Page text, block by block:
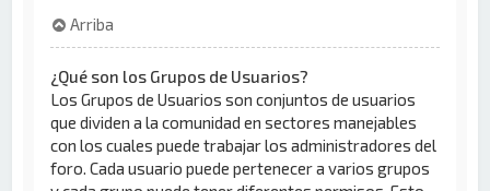
Arriba
¿Qué son los Grupos de Usuarios?
Los Grupos de Usuarios son conjuntos de usuarios
que dividen a la comunidad en sectores manejables
con los cuales puede trabajar los administradores del
foro. Cada usuario puede pertenecer a varios grupos